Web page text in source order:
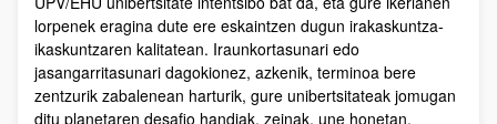
lorpenek eragina dute ere eskaintzen dugun irakaskuntza-
ikaskuntzaren kalitatean. Iraunkortasunari edo
jasangarritasunari dagokionez, azkenik, terminoa bere
zentzurik zabalenean harturik, gure unibertsitateak jomugan
ditu planetaren desafio handiak, zeinak, une honetan,